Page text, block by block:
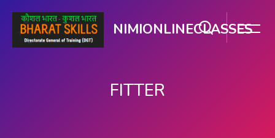
NIMIONLINECLASSES
FITTER